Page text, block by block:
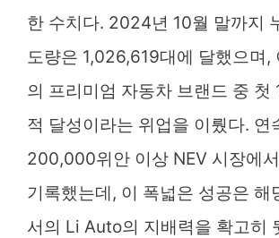
한 수치다. 2024년 10월 말까지
도량은 1,026,619대에 달했으며,
의 프리미엄 자동차 브랜드 중 첫
적 달성이라는 위업을 이뤘다. 연
200,000위안 이상 NEV 시장에
기록했는데, 이 폭넓은 성공은 해
서의 Li Auto의 지배력을 확고히